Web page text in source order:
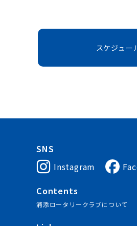
スケジュー
SNS
Instagram
Contents
浦添ロータリークラブについて